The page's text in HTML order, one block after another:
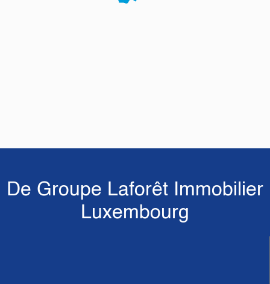
De Groupe Laforêt Immobilier
Luxembourg